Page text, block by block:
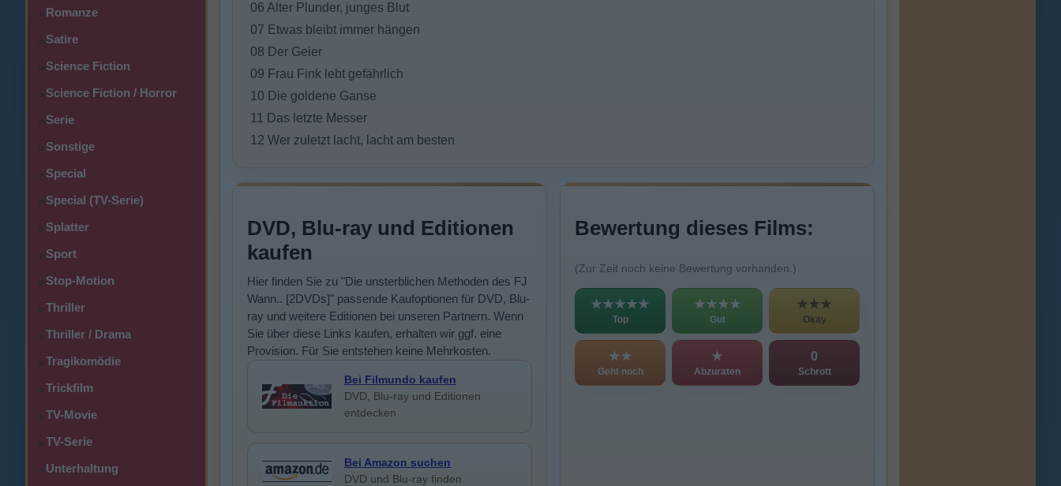
>Romanze
>Satire
>Science Fiction
>Science Fiction / Horror
>Serie
>Sonstige
>Special
>Special (TV-Serie)
>Splatter
>Sport
>Stop-Motion
>Thriller
>Thriller / Drama
>Tragikomödie
>Trickfilm
>TV-Movie
>TV-Serie
>Unterhaltung
06 Alter Plunder, junges Blut
07 Etwas bleibt immer hängen
08 Der Geier
09 Frau Fink lebt gefährlich
10 Die goldene Ganse
11 Das letzte Messer
12 Wer zuletzt lacht, lacht am besten
DVD, Blu-ray und Editionen
kaufen
Hier finden Sie zu "Die unsterblichen Methoden des FJ
Wann.. [2DVDs]" passende Kaufoptionen für DVD, Blu-
ray und weitere Editionen bei unseren Partnern. Wenn
Sie über diese Links kaufen, erhalten wir ggf. eine
Provision. Für Sie entstehen keine Mehrkosten.
Bei Filmundo kaufen
DVD, Blu-ray und Editionen
entdecken
Bei Amazon suchen
DVD und Blu-ray finden
Bewertung dieses Films:
(Zur Zeit noch keine Bewertung vorhanden.)
★★★★★
Top
★★★★
Gut
★★★
Okay
★★
Geht noch
★
Abzuraten
0
Schrott